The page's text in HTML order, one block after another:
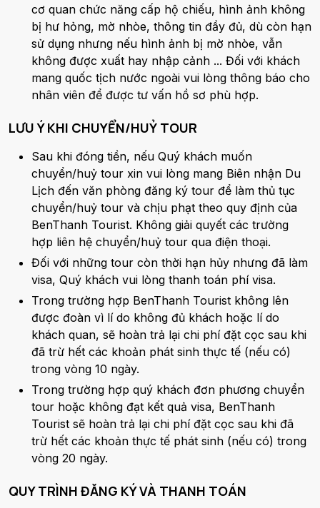
cơ quan chức năng cấp hộ chiếu, hình ảnh không
bị hư hỏng, mờ nhòe, thông tin đầy đủ, dù còn hạn
sử dụng nhưng nếu hình ảnh bị mờ nhòe, vẫn
không được xuất hay nhập cảnh ... Đối với khách
mang quốc tịch nước ngoài vui lòng thông báo cho
nhân viên để được tư vấn hồ sơ phù hợp.
LƯU Ý KHI CHUYỂN/HUỶ TOUR
Sau khi đóng tiền, nếu Quý khách muốn
chuyển/huỷ tour xin vui lòng mang Biên nhận Du
Lịch đến văn phòng đăng ký tour để làm thủ tục
chuyển/huỷ tour và chịu phạt theo quy định của
BenThanh Tourist. Không giải quyết các trường
hợp liên hệ chuyển/huỷ tour qua điện thoại.
Đối với những tour còn thời hạn hủy nhưng đã làm
visa, Quý khách vui lòng thanh toán phí visa.
Trong trường hợp BenThanh Tourist không lên
được đoàn vì lí do không đủ khách hoặc lí do
khách quan, sẽ hoàn trả lại chi phí đặt cọc sau khi
đã trừ hết các khoản phát sinh thực tế (nếu có)
trong vòng 10 ngày.
Trong trường hợp quý khách đơn phương chuyển
tour hoặc không đạt kết quả visa, BenThanh
Tourist sẽ hoàn trả lại chi phí đặt cọc sau khi đã
trừ hết các khoản thực tế phát sinh (nếu có) trong
vòng 20 ngày.
QUY TRÌNH ĐĂNG KÝ VÀ THANH TOÁN